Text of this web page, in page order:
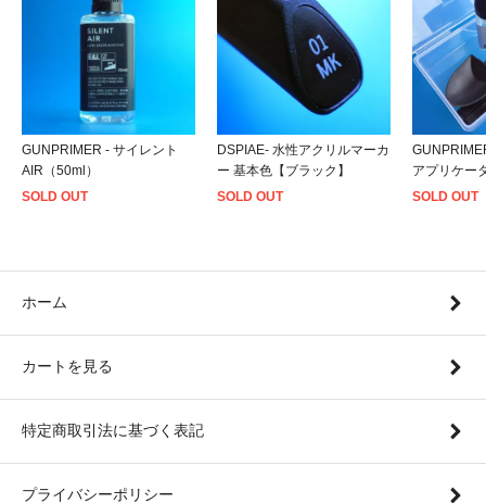
GUNPRIMER - サイレント
AIR（50ml）
SOLD OUT
DSPIAE- 水性アクリルマーカ
ー 基本色【ブラック】
SOLD OUT
アプリケー
SOLD OUT
ホーム
カートを見る
特定商取引法に基づく表記
プライバシーポリシー